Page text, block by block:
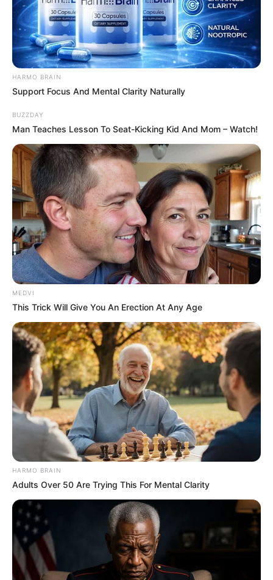
Tags Gujarat Gujarat News Latest News
Weather News
વરસાદ
અમારી યુટ્યુબ ચેનલ ને Subscribe કરો
Latest News
અમદાવાદમાં મેયરને જોતા જ 3 દિવસથી પાણીમાં
રહેલા લોકોનો બાટલો ફાટ્યો
2 weeks ago
‘વિદ્યાર્થીઓને મારવાનો આદેશ કોણે આપ્યો, પેલેટ
ગનનો ઉપયોગ કરવાની મંજુરી કોણે આપી? રાહુલ
ગાંધીએ અમિત શાહને પત્ર લખ્યો
એન્જિનિયરનું મોત
2 weeks ago
પેપર લીક વિરુદ્ધ કાલે નવું બિલ આવી શકે છે, 10
વર્ષની જેલ અને 10 કરોડ સુધીના દંડની જોગવાઈ
2 weeks ago
મોદીએ રાતે 12 વાગ્યે વીડિયો મેસેજ જાહેર કરીને
કહ્યું, પેપર લીક પર કડક નિર્ણય લેવાશે
2 weeks ago
Gujarat 3,834
India
News
HARMO BRAIN
Support Focus And Mental Clarity Naturally
BUZZDAY
Man Teaches Lesson To Seat-Kicking Kid And Mom – Watch!
MEDVI
This Trick Will Give You An Erection At Any Age
HARMO BRAIN
Adults Over 50 Are Trying This For Mental Clarity